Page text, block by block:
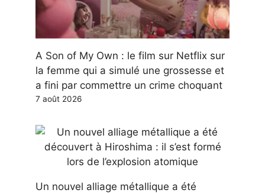
A Son of My Own : le film sur Netflix sur
la femme qui a simulé une grossesse et
a fini par commettre un crime choquant
7 août 2026
Un nouvel alliage métallique a été